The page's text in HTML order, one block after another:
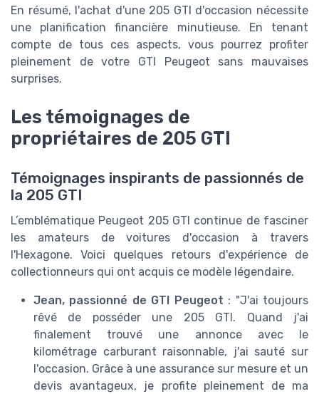
En résumé, l'achat d'une 205 GTI d'occasion nécessite
une planification financière minutieuse. En tenant
compte de tous ces aspects, vous pourrez profiter
pleinement de votre GTI Peugeot sans mauvaises
surprises.
Les témoignages de
propriétaires de 205 GTI
Témoignages inspirants de passionnés de
la 205 GTI
L’emblématique Peugeot 205 GTI continue de fasciner
les amateurs de voitures d'occasion à travers
l'Hexagone. Voici quelques retours d'expérience de
collectionneurs qui ont acquis ce modèle légendaire.
Jean, passionné de GTI Peugeot : "J'ai toujours
rêvé de posséder une 205 GTI. Quand j'ai
finalement trouvé une annonce avec le
kilométrage carburant raisonnable, j'ai sauté sur
l'occasion. Grâce à une assurance sur mesure et un
devis avantageux, je profite pleinement de ma